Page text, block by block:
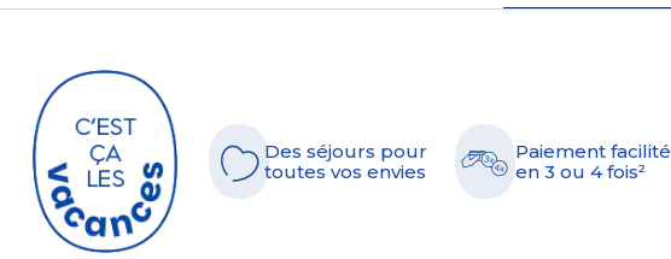
Des séjours pour
toutes vos envies
Paiement facilité
en 3 ou 4 fois²